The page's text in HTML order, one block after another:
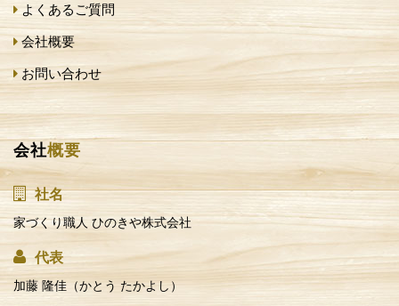
よくあるご質問
会社概要
お問い合わせ
会社概要
社名
家づくり職人 ひのきや株式会社
代表
加藤 隆佳（かとう たかよし）